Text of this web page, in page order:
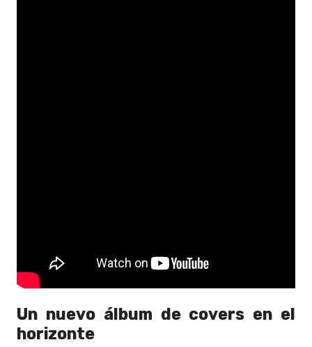
Un nuevo álbum de covers en el
horizonte